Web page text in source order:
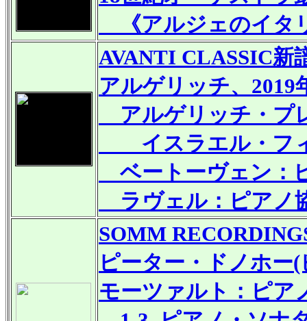
《アルジェのイタ
AVANTI CLASSIC新
アルゲリッチ、2019
アルゲリッチ・プ
イスラエル・フィ
ベートーヴェン：
ラヴェル：ピアノ
SOMM
ピーター・ドノホー
モーツァルト：ピア